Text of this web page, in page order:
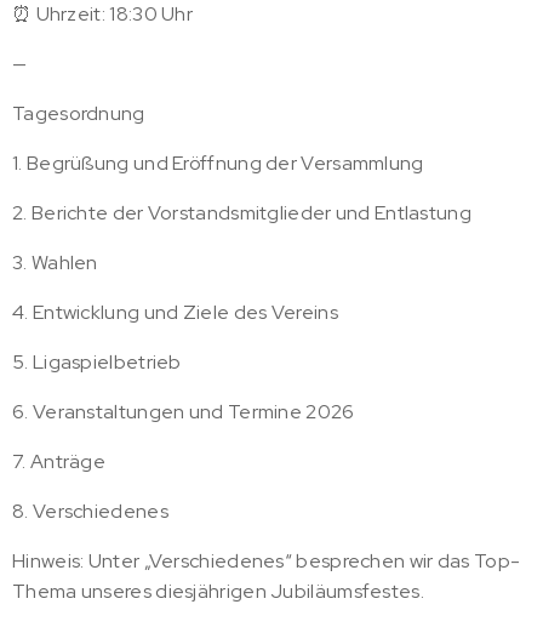
⏰ Uhrzeit: 18:30 Uhr
—
Tagesordnung
1. Begrüßung und Eröffnung der Versammlung
2. Berichte der Vorstandsmitglieder und Entlastung
3. Wahlen
4. Entwicklung und Ziele des Vereins
5. Ligaspielbetrieb
6. Veranstaltungen und Termine 2026
7. Anträge
8. Verschiedenes
Hinweis: Unter „Verschiedenes“ besprechen wir das Top-
Thema unseres diesjährigen Jubiläumsfestes.